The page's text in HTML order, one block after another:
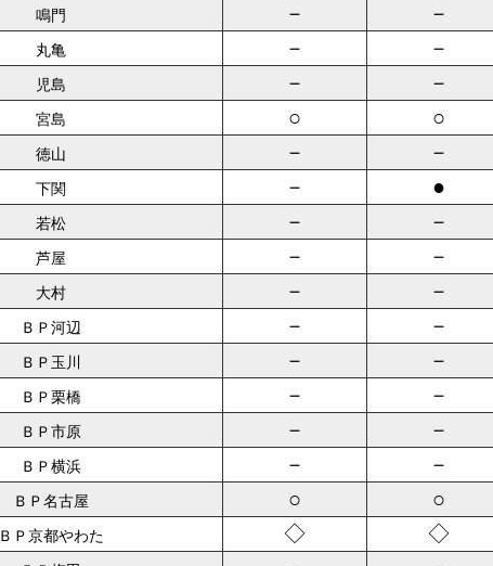
鳴門 － －
丸亀 － －
児島 － －
宮島 ○ ○
徳山 － －
下関 － ●
若松 － －
芦屋 － －
大村 － －
ＢＰ河辺 － －
ＢＰ玉川 － －
ＢＰ栗橋 － －
ＢＰ市原 － －
ＢＰ横浜 － －
ＢＰ名古屋 ○ ○
ＢＰ京都やわた ◇ ◇